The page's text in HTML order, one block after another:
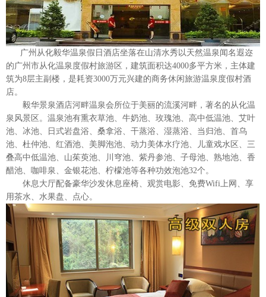
广州从化毅华温泉假日酒店坐落在山清水秀以天然温泉闻名遐迩
的广州市从化温泉度假村旅游区，建筑面积达4000多平方米，主体建
筑为8层主副楼，是耗资3000万元兴建的商务休闲旅游温泉度假村酒
店。
毅华景泉酒店河畔温泉会所位于美丽的流溪河畔，著名的从化温
泉风景区。温泉池有熏衣草池、牛奶池、玫瑰池、高中低温池、艾叶
池、冰池、日式岩盘浴、桑拿浴、干蒸浴、湿蒸浴、当归池、首乌
池、杜仲池、红酒池、美脚泡池、动力美体水疗池、儿童戏水区、三
叠高中低温池、山茱萸池、川穹池、紫丹参池、子母池、熟地池、香
醋池、咖啡泉、金银花池、柠檬池等各种功效泡池32个。
休息大厅配备豪华沙发休息座椅、观赏电影、免费Wifi上网、享
用茶水、水果盘、点心。